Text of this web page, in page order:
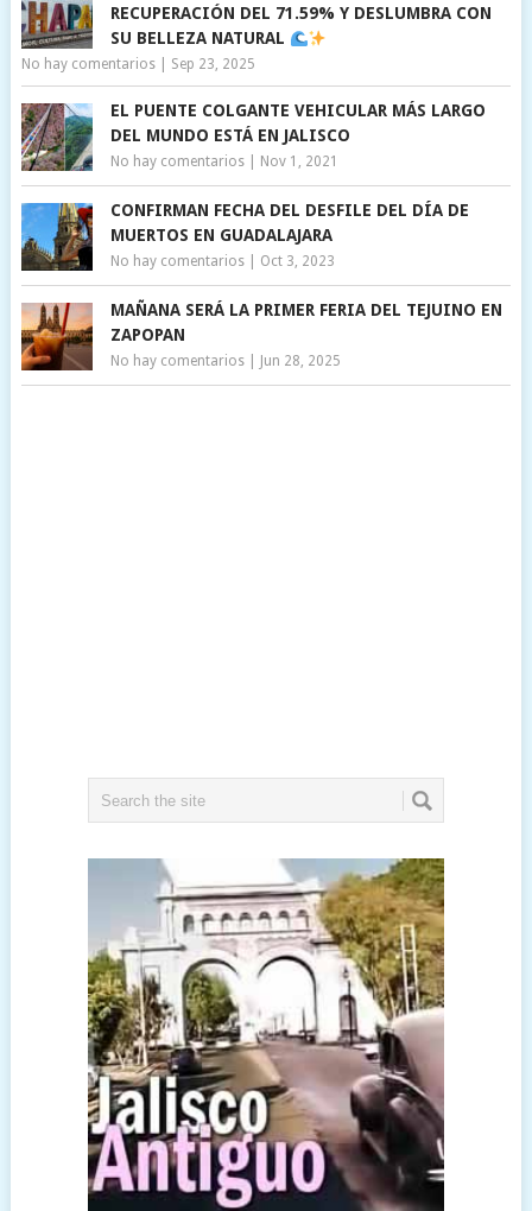
RECUPERACIÓN DEL 71.59% Y DESLUMBRA CON
SU BELLEZA NATURAL
No hay comentarios| Sep 23, 2025
EL PUENTE COLGANTE VEHICULAR MÁS LARGO
DEL MUNDO ESTÁ EN JALISCO
No hay comentarios| Nov 1, 2021
CONFIRMAN FECHA DEL DESFILE DEL DÍA DE
MUERTOS EN GUADALAJARA
No hay comentarios| Oct 3, 2023
MAÑANA SERÁ LA PRIMER FERIA DEL TEJUINO EN
ZAPOPAN
No hay comentarios| Jun 28, 2025